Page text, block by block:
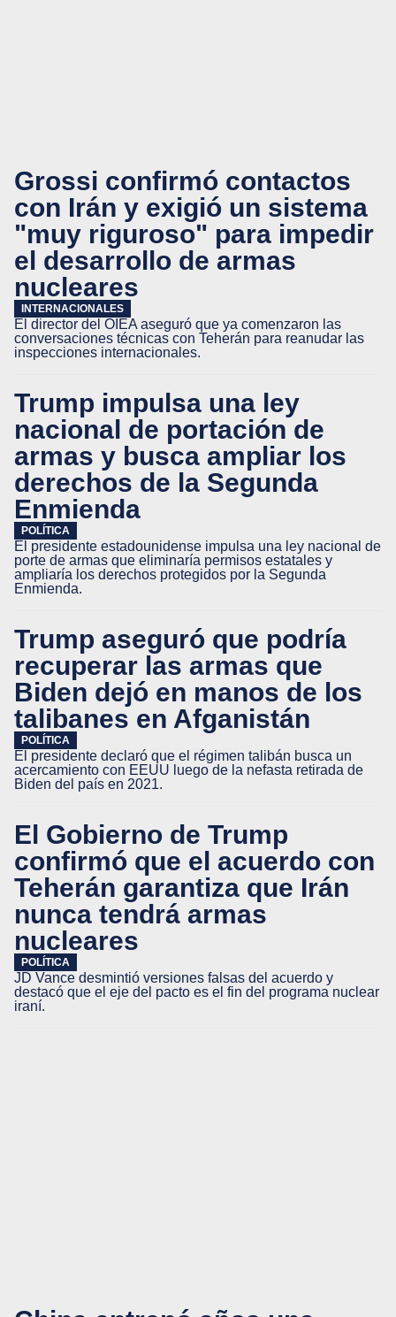
Grossi confirmó contactos
con Irán y exigió un sistema
"muy riguroso" para impedir
el desarrollo de armas
nucleares
INTERNACIONALES
El director del OIEA aseguró que ya comenzaron las
conversaciones técnicas con Teherán para reanudar las
inspecciones internacionales.
Trump impulsa una ley
nacional de portación de
armas y busca ampliar los
derechos de la Segunda
Enmienda
POLÍTICA
El presidente estadounidense impulsa una ley nacional de
porte de armas que eliminaría permisos estatales y
ampliaría los derechos protegidos por la Segunda
Enmienda.
Trump aseguró que podría
recuperar las armas que
Biden dejó en manos de los
talibanes en Afganistán
POLÍTICA
El presidente declaró que el régimen talibán busca un
acercamiento con EEUU luego de la nefasta retirada de
Biden del país en 2021.
El Gobierno de Trump
confirmó que el acuerdo con
Teherán garantiza que Irán
nunca tendrá armas
nucleares
POLÍTICA
JD Vance desmintió versiones falsas del acuerdo y
destacó que el eje del pacto es el fin del programa nuclear
iraní.